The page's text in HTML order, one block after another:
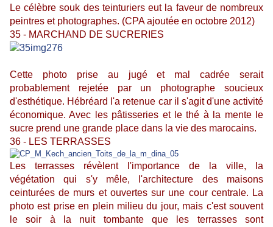
Le célèbre souk des teinturiers eut la faveur de nombreux
peintres et photographes. (CPA ajoutée en octobre 2012)
35 - MARCHAND DE SUCRERIES
Cette photo prise au jugé et mal cadrée serait
probablement rejetée par un photographe soucieux
d'esthétique. Hébréard l'a retenue car il s'agit d'une activité
économique. Avec les pâtisseries et le thé à la mente le
sucre prend une grande place dans la vie des marocains.
36 - LES TERRASSES
Les terrasses révèlent l'importance de la ville, la
végétation qui s'y mêle, l'architecture des maisons
ceinturées de murs et ouvertes sur une cour centrale. La
photo est prise en plein milieu du jour, mais c'est souvent
le soir à la nuit tombante que les terrasses sont